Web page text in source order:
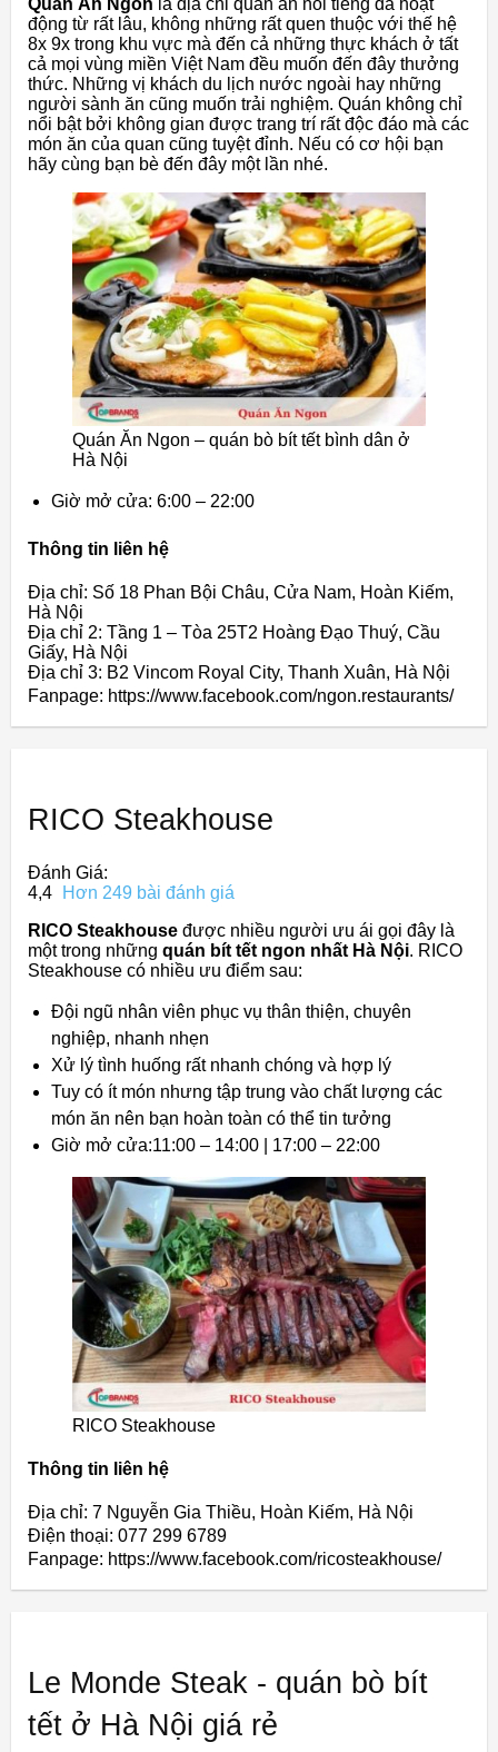
động từ rất lâu, không những rất quen thuộc với thế hệ
8x 9x trong khu vực mà đến cả những thực khách ở tất
cả mọi vùng miền Việt Nam đều muốn đến đây thưởng
thức. Những vị khách du lịch nước ngoài hay những
người sành ăn cũng muốn trải nghiệm. Quán không chỉ
nổi bật bởi không gian được trang trí rất độc đáo mà các
món ăn của quan cũng tuyệt đỉnh. Nếu có cơ hội bạn
hãy cùng bạn bè đến đây một lần nhé.
Quán Ăn Ngon – quán bò bít tết bình dân ở
Hà Nội
Giờ mở cửa: 6:00 – 22:00
Thông tin liên hệ
Địa chỉ: Số 18 Phan Bội Châu, Cửa Nam, Hoàn Kiếm,
Hà Nội
Địa chỉ 2: Tầng 1 – Tòa 25T2 Hoàng Đạo Thuý, Cầu
Giấy, Hà Nội
Địa chỉ 3: B2 Vincom Royal City, Thanh Xuân, Hà Nội
Fanpage: https://www.facebook.com/ngon.restaurants/
RICO Steakhouse
Đánh Giá:
4,4
Hơn 249 bài đánh giá
RICO Steakhouse được nhiều người ưu ái gọi đây là
một trong những quán bít tết ngon nhất Hà Nội. RICO
Steakhouse có nhiều ưu điểm sau:
Đội ngũ nhân viên phục vụ thân thiện, chuyên
nghiệp, nhanh nhẹn
Xử lý tình huống rất nhanh chóng và hợp lý
Tuy có ít món nhưng tập trung vào chất lượng các
món ăn nên bạn hoàn toàn có thể tin tưởng
Giờ mở cửa:11:00 – 14:00 | 17:00 – 22:00
RICO Steakhouse
Thông tin liên hệ
Địa chỉ: 7 Nguyễn Gia Thiều, Hoàn Kiếm, Hà Nội
Điện thoại: 077 299 6789
Fanpage: https://www.facebook.com/ricosteakhouse/
Le Monde Steak - quán bò bít
tết ở Hà Nội giá rẻ